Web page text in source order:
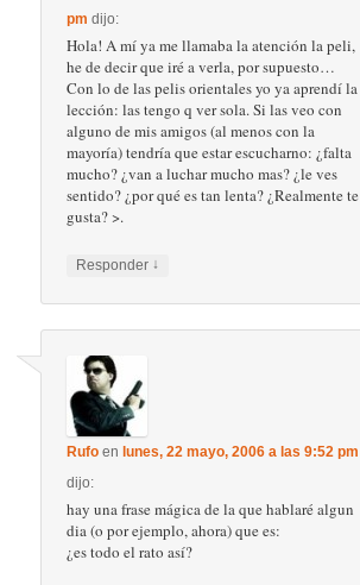
pm dijo:
Hola! A mí ya me llamaba la atención la peli,
he de decir que iré a verla, por supuesto…
Con lo de las pelis orientales yo ya aprendí la
lección: las tengo q ver sola. Si las veo con
alguno de mis amigos (al menos con la
mayoría) tendría que estar escucharno: ¿falta
mucho? ¿van a luchar mucho mas? ¿le ves
sentido? ¿por qué es tan lenta? ¿Realmente te
gusta? >.
Responder ↓
Rufo enlunes, 22 mayo, 2006 a las 9:52 pm
dijo:
hay una frase mágica de la que hablaré algun
dia (o por ejemplo, ahora) que es:
¿es todo el rato así?